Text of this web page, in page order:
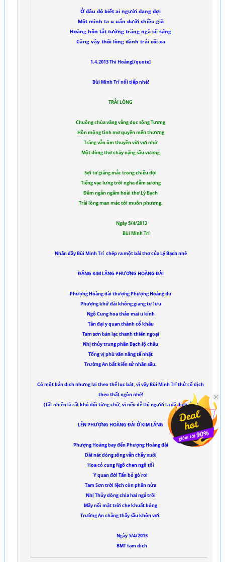
Ở đâu đó biết ai người đang đợi
Một mình ta u uẩn dưới chiều già
Hoàng hôn tắt tưởng trăng ngà sẽ sáng
Cũng vậy thôi lòng đành trải cõi xa
1.4.2013 Thi Hoàng[/quote]
Bùi Minh Trí nối tiếp nhé!
TRẢI LÒNG
Chuông chùa văng vẳng dọc sông Tương
Hồn mộng tình mơ quyện mến thương
Trăng vẫn ôm thuyền vời vợi nhớ
Một dòng thơ chảy nặng sầu vương
Sợi tơ giăng mắc trong chiều đợi
Tiếng vạc lưng trời nghe đẫm sương
Đêm ngắn ngâm hoài thơ Lý Bạch
Trải lòng man mác tới muôn phương.
Ngày 5/4/2013
Bùi Minh Trí
Nhân đây Bùi Minh Trí chép ra một bài thơ của Lý Bạch nhé
ĐĂNG KIM LĂNG PHƯỢNG HOÀNG ĐÀI
Phượng Hoàng đài thượng Phượng Hoàng du
Phượng khứ đài không giang tự lưu
Ngô Cung hoa thảo mai u kính
Tân đại y quan thành cổ khâu
Tam sơn bán lạc thanh thiên ngoại
Nhị thủy trung phân Bạch lộ châu
Tổng vị phù vân năng tế nhật
Trường An bất kiến sử nhân sầu.
Có một bản dịch nhưng lại theo thể lục bát, vì vậy Bùi Minh Trí thử cố dịch
theo thất ngôn nhé!
(Tất nhiên là rất khó đối từng chữ, vì nếu dễ thì người ta đã dịch rồi!)
LÊN PHƯỢNG HOÀNG ĐÀI Ở KIM LĂNG
Phượng Hoàng bay đến Phượng Hoàng đài
Đài nát dòng sông vẫn chảy xuôi
Hoa cỏ cung Ngô chen ngõ tối
Y quan đời Tấn bỏ gò rơi
Tam Sơn trời lệch còn phân nửa
Nhị Thủy dòng chia hai ngả trôi
Mây nổi mặt trời che khuất bóng
Trường An chẳng thấy sầu khôn vơi.
Ngày 5/4/2013
BMT tạm dịch